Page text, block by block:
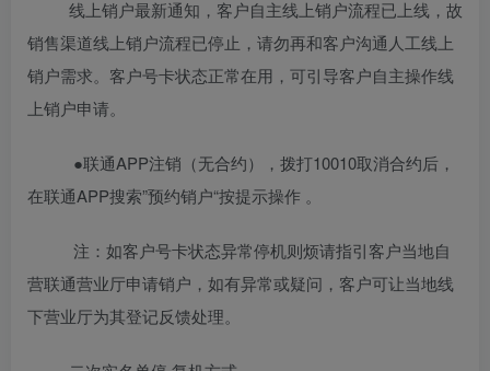
线上销户最新通知，客户自主线上销户流程已上线，故
销售渠道线上销户流程已停止，请勿再和客户沟通人工线上
销户需求。客户号卡状态正常在用，可引导客户自主操作线
上销户申请。
●联通APP注销（无合约），拨打10010取消合约后，
在联通APP搜索”预约销户“按提示操作 。
注：如客户号卡状态异常停机则烦请指引客户当地自
营联通营业厅申请销户，如有异常或疑问，客户可让当地线
下营业厅为其登记反馈处理。